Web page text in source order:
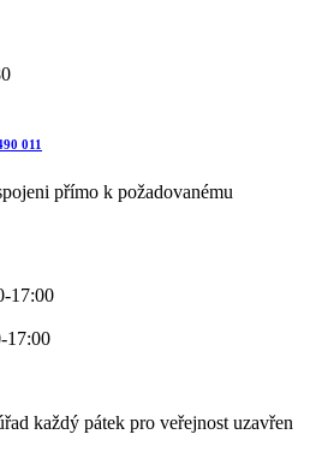
011
přímo k požadovanému
17:00
17:00
každý pátek pro veřejnost uzavřen